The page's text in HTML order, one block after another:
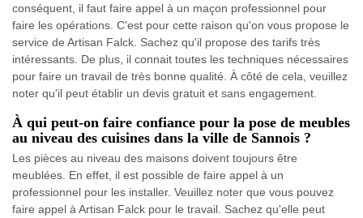
conséquent, il faut faire appel à un maçon professionnel pour
faire les opérations. C'est pour cette raison qu'on vous propose le
service de Artisan Falck. Sachez qu'il propose des tarifs très
intéressants. De plus, il connait toutes les techniques nécessaires
pour faire un travail de très bonne qualité. À côté de cela, veuillez
noter qu'il peut établir un devis gratuit et sans engagement.
À qui peut-on faire confiance pour la pose de meubles
au niveau des cuisines dans la ville de Sannois ?
Les pièces au niveau des maisons doivent toujours être
meublées. En effet, il est possible de faire appel à un
professionnel pour les installer. Veuillez noter que vous pouvez
faire appel à Artisan Falck pour le travail. Sachez qu'elle peut